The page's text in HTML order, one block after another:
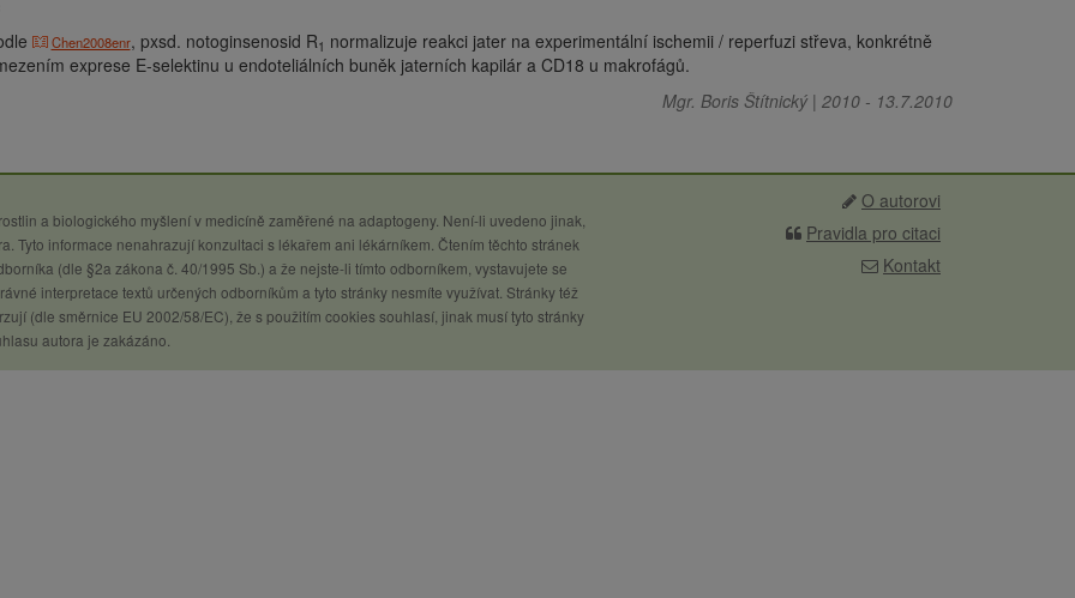
Chen2008enr, pxsd. notoginsenosid R1 normalizuje reakci jater na experimentální ischemii / reperfuzi střeva, konkrétně
exprese E-selektinu u endoteliálních buněk jaterních kapilár a CD18 u makrofágů.
Mgr. Boris Štítnický | 2010 - 13.7.2010
O autorovi
Pravidla pro citaci
Kontakt
a biologického myšlení v medicíně zaměřené na adaptogeny. Není-li uvedeno jinak,
Tyto informace nenahrazují konzultaci s lékařem ani lékárníkem. Čtením těchto stránek
(dle §2a zákona č. 40/1995 Sb.) a že nejste-li tímto odborníkem, vystavujete se
interpretace textů určených odborníkům a tyto stránky nesmíte využívat. Stránky též
(dle směrnice EU 2002/58/EC), že s použitím cookies souhlasí, jinak musí tyto stránky
autora je zakázáno.